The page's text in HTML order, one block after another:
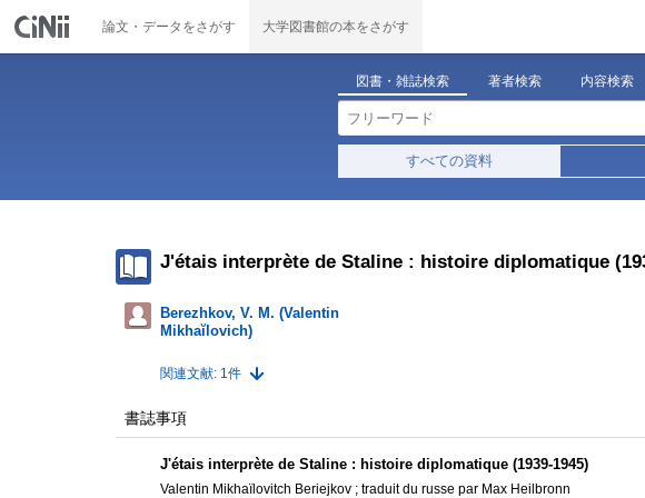
論文・データをさがす 大学図書館の本をさがす
図書・雑誌検索 著者検索 内容検索
すべての資料
J'étais interprète de Staline : histoire diplomatique
Berezhkov, V. M. (Valentin
Mikhaĭlovich)
関連文献: 1件
書誌事項
J'étais interprète de Staline : histoire diplomatique (1939-1945)
Valentin Mikhaïlovitch Beriejkov ; traduit du russe par Max Heilbronn